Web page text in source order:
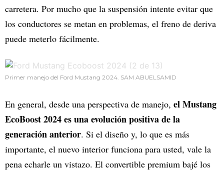
carretera. Por mucho que la suspensión intente evitar que
los conductores se metan en problemas, el freno de deriva
puede meterlo fácilmente.
Primer manejo del Ford Mustang 2024. SAM ABUELSAMID
En general, desde una perspectiva de manejo, el Mustang
EcoBoost 2024 es una evolución positiva de la
generación anterior. Si el diseño y, lo que es más
importante, el nuevo interior funciona para usted, vale la
pena echarle un vistazo. El convertible premium bajé los